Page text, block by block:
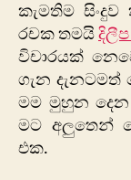
කැමතිම සිංදුව
රචක තමයි
විචාරයක්
ගැන
මම මුහුන
මට අලුතෙන්
එක.